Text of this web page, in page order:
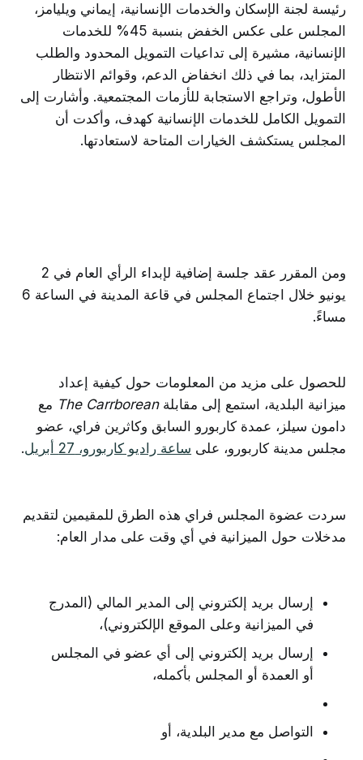
رئيسة لجنة الإسكان والخدمات الإنسانية، إيماني ويليامز،
المجلس على عكس الخفض بنسبة 45% للخدمات
الإنسانية، مشيرة إلى تداعيات التمويل المحدود والطلب
المتزايد، بما في ذلك انخفاض الدعم، وقوائم الانتظار
الأطول، وتراجع الاستجابة للأزمات المجتمعية. وأشارت إلى
التمويل الكامل للخدمات الإنسانية كهدف، وأكدت أن
المجلس يستكشف الخيارات المتاحة لاستعادتها.
ومن المقرر عقد جلسة إضافية لإبداء الرأي العام في 2
يونيو خلال اجتماع المجلس في قاعة المدينة في الساعة 6
مساءً.
للحصول على مزيد من المعلومات حول كيفية إعداد
ميزانية البلدية، استمع إلى مقابلةThe Carrborean مع
دامون سيلز، عمدة كاربورو السابق وكاثرين فراي، عضو
مجلس مدينة كاربورو، على ساعة راديو كاربورو، 27 أبريل .
سردت عضوة المجلس فراي هذه الطرق للمقيمين لتقديم
مدخلات حول الميزانية في أي وقت على مدار العام:
إرسال بريد إلكتروني إلى المدير المالي (المدرج
في الميزانية وعلى الموقع الإلكتروني)،
إرسال بريد إلكتروني إلى أي عضو في المجلس
أو العمدة أو المجلس بأكمله،
التواصل مع مدير البلدية، أو